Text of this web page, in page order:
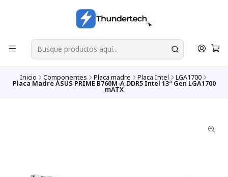
Inicio Componentes Placa madre Placa Intel LGA1700
Placa Madre ASUS PRIME B760M-A DDR5 Intel 13ª Gen LGA1700
mATX